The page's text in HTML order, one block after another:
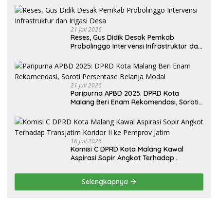
21 Juli 2026
Reses, Gus Didik Desak Pemkab
Probolinggo Intervensi Infrastruktur dan
21 Juli 2026
Paripurna APBD 2025: DPRD Kota
Malang Beri Enam Rekomendasi, Soroti
16 Juli 2026
Komisi C DPRD Kota Malang Kawal
Aspirasi Sopir Angkot Terhadap
Selengkapnya